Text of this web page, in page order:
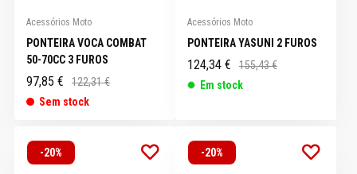
Acessórios Moto
PONTEIRA VOCA COMBAT
50-70CC 3 FUROS
97,85 €
122,31 €
Sem stock
Acessórios Moto
PONTEIRA YASUNI 2 FUROS
124,34 €
155,43 €
Em stock
-20% -20%